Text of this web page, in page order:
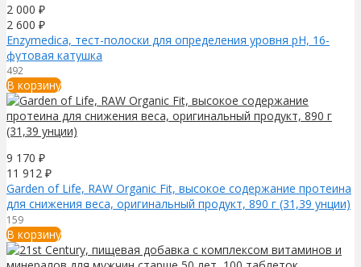
2 000 ₽
2 600 ₽
Enzymedica, тест-полоски для определения уровня pH, 16-
футовая катушка
492
В корзину
9 170 ₽
11 912 ₽
Garden of Life, RAW Organic Fit, высокое содержание протеина
для снижения веса, оригинальный продукт, 890 г (31,39 унции)
159
В корзину